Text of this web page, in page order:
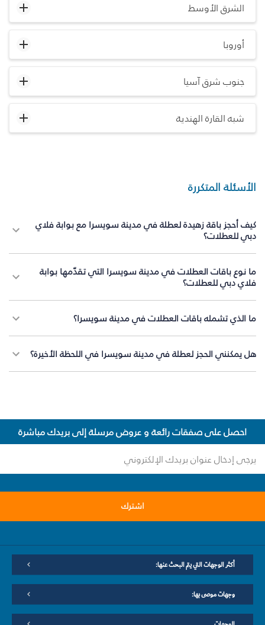
الشرق الأوسط
أوروبا
جنوب شرق آسيا
شبه القارة الهندية
الأسئلة المتكررة
كيف أحجز باقة زهيدة لعطلة في مدينة سويسرا مع بوابة فلاي
دبي للعطلات؟
ما نوع باقات العطلات في مدينة سويسرا التي تقدّمها بوابة
فلاي دبي للعطلات؟
ما الذي تشمله باقات العطلات في مدينة سويسرا؟
هل يمكنني الحجز لعطلة في مدينة سويسرا في اللحظة الأخيرة؟
احصل على صفقات رائعة و عروض مرسلة إلى بريدك مباشرة
اشترك
أكثر الوجهات التي يتم البحث عنها:
وجهات موصى بها: